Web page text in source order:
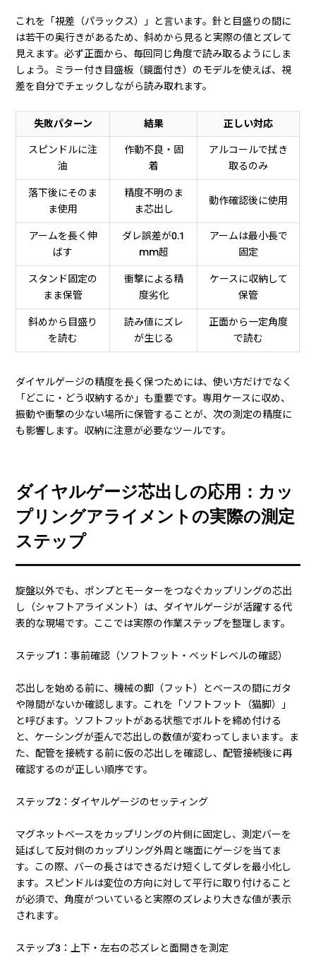
これを「視差（パラックス）」と言います。針と目盛りの間に
は若干の奥行きがあるため、斜めから見ると実際の値とズレて
見えます。必ず正面から、毎回同じ角度で読み取るようにしま
しょう。ミラー付き目盛板（鏡面付き）のモデルを使えば、視
差を自分でチェックしながら読み取れます。
失敗パターン 結果
正しい対応
スピンドルに注
油
作動不良・固
着
アルコールで拭き
取るのみ
落下後にそのま
ま使用
精度不明のま
ま芯出し
動作確認後に使用
アームを長く伸
ばす
ダレ誤差が0.1
mm超
アームは最小長で
固定
スタンド固定の
まま保管
衝撃による精
度劣化
ケースに収納して
保管
斜めから目盛り
を読む
読み値にズレ
が生じる
正面から一定角度
で読む
ダイヤルゲージの精度を長く保つためには、使い方だけでなく
「どこに・どう収納するか」も重要です。専用ケースに収め、
振動や衝撃の少ない場所に保管することが、次の測定の精度に
も影響します。収納に注意が必要なツールです。
ダイヤルゲージ芯出しの応用：カッ
プリングアライメントの実際の測定
ステップ
旋盤以外でも、ポンプとモーターをつなぐカップリングの芯出
し（シャフトアライメント）は、ダイヤルゲージが活躍する代
表的な現場です。ここでは実際の作業ステップを整理します。
ステップ1：事前確認（ソフトフット・ベッドレベルの確認）
芯出しを始める前に、機械の脚（フット）とベースの間にガタ
や隙間がないか確認します。これを「ソフトフット（猫脚）」
と呼びます。ソフトフットがある状態でボルトを締め付ける
と、ケーシングが歪んで芯出しの数値が変わってしまいます。ま
た、配管を接続する前に仮の芯出しを確認し、配管接続後に再
確認するのが正しい順序です。
ステップ2：ダイヤルゲージのセッティング
マグネットベースをカップリングの片側に固定し、測定バーを
延ばして反対側のカップリング外周と端面にゲージを当てま
す。この際、バーの長さはできるだけ短くしてダレを最小化し
ます。スピンドルは変位の方向に対して平行に取り付けること
が必須で、角度がついていると実際のズレより大きな値が表示
されます。
ステップ3：上下・左右の芯ズレと面開きを測定